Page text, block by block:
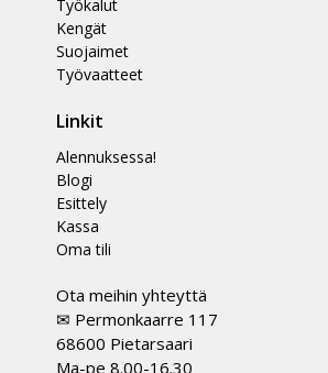
Työkalut
Kengät
Suojaimet
Työvaatteet
Linkit
Alennuksessa!
Blogi
Esittely
Kassa
Oma tili
Ota meihin yhteyttä
✉ Permonkaarre 117
68600 Pietarsaari
Ma-pe 8.00-16.30